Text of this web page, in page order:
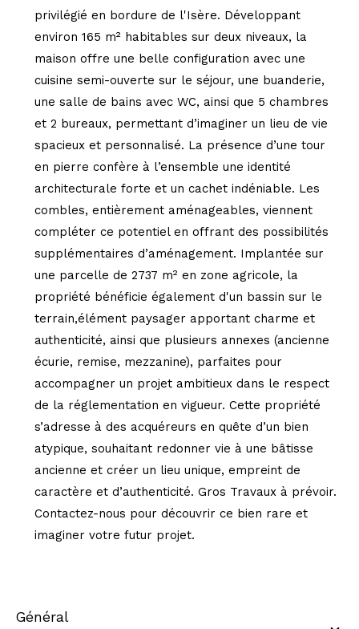
privilégié en bordure de l'Isère. Développant
environ 165 m² habitables sur deux niveaux, la
maison offre une belle configuration avec une
cuisine semi-ouverte sur le séjour, une buanderie,
une salle de bains avec WC, ainsi que 5 chambres
et 2 bureaux, permettant d’imaginer un lieu de vie
spacieux et personnalisé. La présence d’une tour
en pierre confère à l’ensemble une identité
architecturale forte et un cachet indéniable. Les
combles, entièrement aménageables, viennent
compléter ce potentiel en offrant des possibilités
supplémentaires d’aménagement. Implantée sur
une parcelle de 2737 m² en zone agricole, la
propriété bénéficie également d'un bassin sur le
terrain,élément paysager apportant charme et
authenticité, ainsi que plusieurs annexes (ancienne
écurie, remise, mezzanine), parfaites pour
accompagner un projet ambitieux dans le respect
de la réglementation en vigueur. Cette propriété
s’adresse à des acquéreurs en quête d’un bien
atypique, souhaitant redonner vie à une bâtisse
ancienne et créer un lieu unique, empreint de
caractère et d’authenticité. Gros Travaux à prévoir.
Contactez-nous pour découvrir ce bien rare et
imaginer votre futur projet.
général